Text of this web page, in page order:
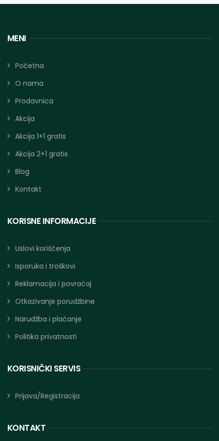
MENI
Početna
O nama
Prodavnica
Akcija
Akcija 1+1 gratis
Akcija 2+1 gratis
Blog
Kontakt
KORISNE INFORMACIJE
Uslovi korišćenja
Isporuka i troškovi
Reklamacija i povraćaj
Otkazivanje porudžbine
Narudžba i plaćanje
Politika privatnosti
KORISNIČKI SERVIS
Prijava/Registracija
KONTAKT